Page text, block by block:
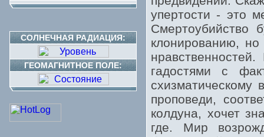
СОЛНЕЧНАЯ РАДИАЦИЯ:
ГЕОМАГНИТНОЕ ПОЛЕ:
упертости - это
Смертоубийство
клонированию, но
гадостями с
схизматическому
проповеди,
колдуна, хочет
где. Мир